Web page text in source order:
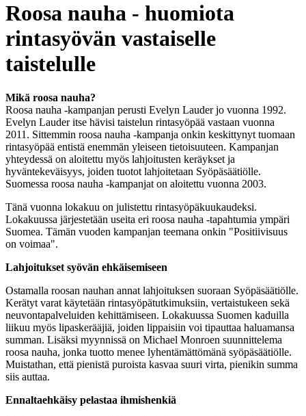
Roosa nauha - huomiota
rintasyövän vastaiselle
taistelulle
Mikä roosa nauha?
Roosa nauha -kampanjan perusti Evelyn Lauder jo vuonna 1992.
Evelyn Lauder itse hävisi taistelun rintasyöpää vastaan vuonna
2011. Sittemmin roosa nauha -kampanja onkin keskittynyt tuomaan
rintasyöpää entistä enemmän yleiseen tietoisuuteen. Kampanjan
yhteydessä on aloitettu myös lahjoitusten keräykset ja
hyväntekeväisyys, joiden tuotot lahjoitetaan Syöpäsäätiölle.
Suomessa roosa nauha -kampanjat on aloitettu vuonna 2003.
Tänä vuonna lokakuu on julistettu rintasyöpäkuukaudeksi.
Lokakuussa järjestetään useita eri roosa nauha -tapahtumia ympäri
Suomea. Tämän vuoden kampanjan teemana onkin "Positiivisuus
on voimaa".
Lahjoitukset syövän ehkäisemiseen
Ostamalla roosan nauhan annat lahjoituksen suoraan Syöpäsäätiölle.
Kerätyt varat käytetään rintasyöpätutkimuksiin, vertaistukeen sekä
neuvontapalveluiden kehittämiseen. Lokakuussa Suomen kaduilla
liikuu myös lipaskerääjiä, joiden lippaisiin voi tipauttaa haluamansa
summan. Lisäksi myynnissä on Michael Monroen suunnittelema
roosa nauha, jonka tuotto menee lyhentämättömänä syöpäsäätiölle.
Muistathan, että pienistä puroista kasvaa suuri virta, pienikin summa
siis auttaa.
Ennaltaehkäisy pelastaa ihmishenkiä